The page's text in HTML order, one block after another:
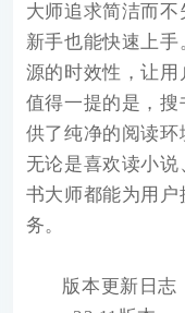
大师追求简洁而
新手也能快速上
源的时效性，让
值得一提的是，
供了纯净的阅读环
无论是喜欢读小
书大师都能为用户
务。
版本更新日志